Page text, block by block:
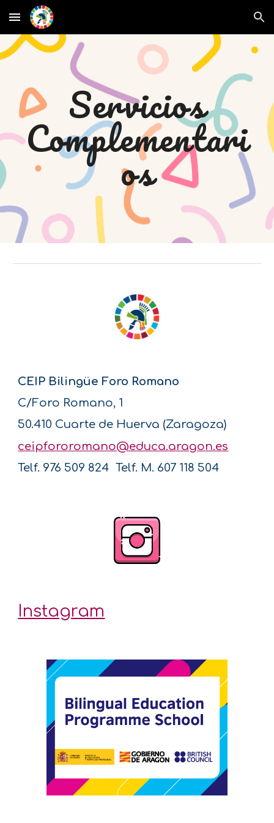
Skip to main content Skip to navigation
Servicios
Complementari
os
CEIP Bilingüe Foro Romano
C/Foro Romano, 1
50.410 Cuarte de Huerva (Zaragoza)
ceipfororomano@educa.aragon.es
Telf. 976 509 824 Telf. M. 607 118 504
Instagram